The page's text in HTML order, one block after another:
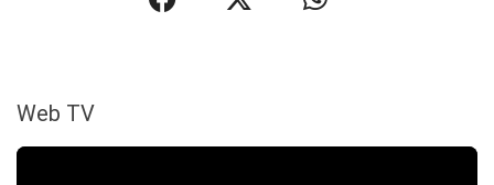
Web TV